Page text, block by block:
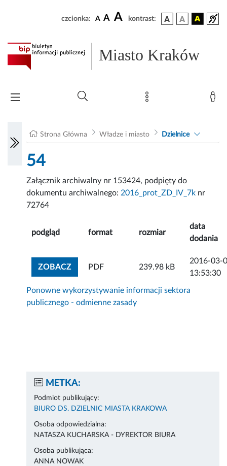
czcionka: A A A kontrast:
Miasto Kraków
Strona Główna Władze i miasto Dzielnice
54
Załącznik archiwalny nr 153424, podpięty do
dokumentu archiwalnego: 2016_prot_ZD_IV_7k nr
72764
podgląd format rozmiar
data
dodania
ZOBACZZOBACZ ZAŁĄCZNIK
PDF 239.98 kB
2016-03-
13:53:30
Ponowne wykorzystywanie informacji sektora
publicznego - odmienne zasady
METKA:
Podmiot publikujący:
BIURO DS. DZIELNIC MIASTA KRAKOWA
Osoba odpowiedzialna:
NATASZA KUCHARSKA - DYREKTOR BIURA
Osoba publikująca:
ANNA NOWAK